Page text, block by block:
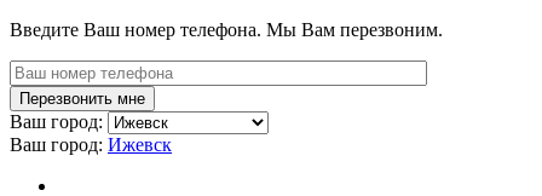
Введите Ваш номер телефона. Мы Вам перезвоним.
Ваш город:
Ваш город: Ижевск